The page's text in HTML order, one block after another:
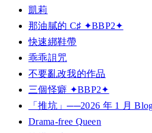
凱莉
那油膩的 C♯ ✦BBP2✦
快速綁鞋帶
乖乖詛咒
不要亂改我的作品
三個怪癖 ✦BBP2✦
「推坑」──2026 年 1 月
Drama-free Queen